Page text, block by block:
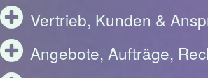
Vertrieb, Kunden &
Angebote, Aufträge,